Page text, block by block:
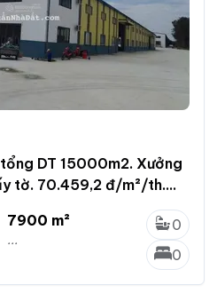
DT 15000m2. Xưởng
tờ. 70.459,2 đ/m²/th.
7900 m²
...
0
0